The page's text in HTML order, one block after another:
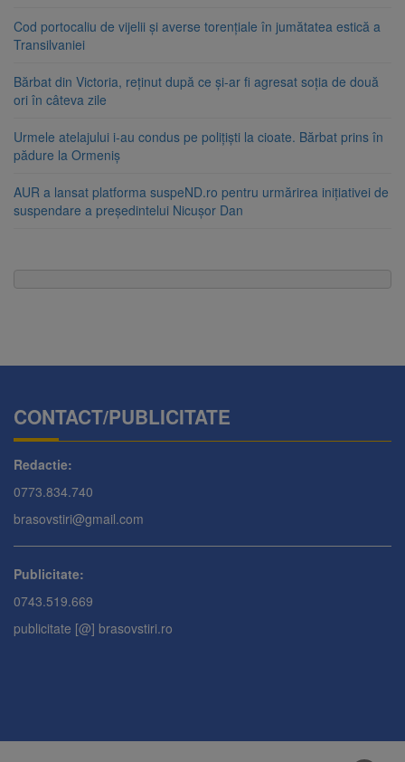
Cod portocaliu de vijelii și averse torențiale în jumătatea estică a
Transilvaniei
Bărbat din Victoria, reținut după ce și-ar fi agresat soția de două
ori în câteva zile
Urmele atelajului i-au condus pe polițiști la cioate. Bărbat prins în
pădure la Ormeniș
AUR a lansat platforma suspeND.ro pentru urmărirea inițiativei de
suspendare a președintelui Nicușor Dan
CONTACT/PUBLICITATE
Redactie:
0773.834.740
brasovstiri@gmail.com
Publicitate:
0743.519.669
publicitate [@] brasovstiri.ro